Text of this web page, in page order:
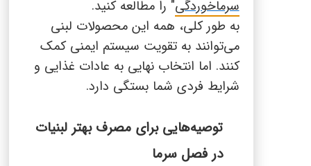
سرماخوردگی" را مطالعه کنید.
به طور کلی، همه این محصولات لبنی
می‌توانند به تقویت سیستم ایمنی کمک
کنند. اما انتخاب نهایی به عادات غذایی و
شرایط فردی شما بستگی دارد.
توصیه‌هایی برای مصرف بهتر لبنیات
در فصل سرما